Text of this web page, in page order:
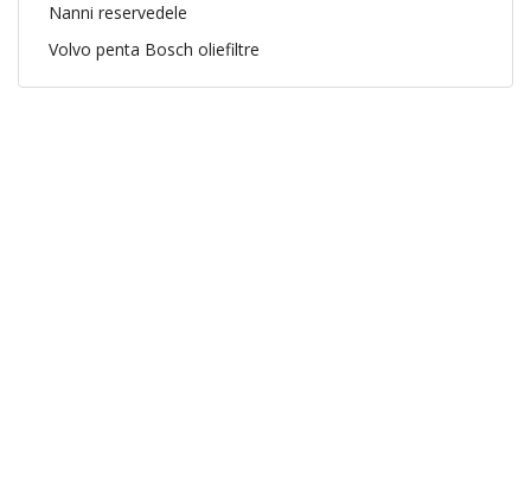
Nanni reservedele
Volvo penta Bosch oliefiltre